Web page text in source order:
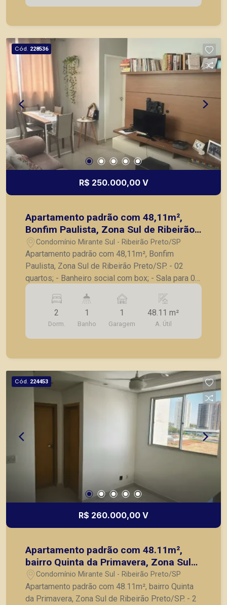
mercados, farmácias, escolas, além de pontos
Cód. 228536
R$ 250.000,00 V
Apartamento padrão com 48,11m²,
Bonfim Paulista, Zona Sul de Ribeirão
Preto/SP.
Condomínio Mirante Sul - Ribeirão Preto/SP
Apartamento padrão com 48,11m², Bonfim
Paulista, Zona Sul de Ribeirão Preto/SP. - 02
quartos; - Banheiro social com box; - Sala para 02
ambientes; - Cozinha com armários; - Área de
serviço; - 01 vaga de garagem. A Piramid tem
como objetivo atender seus clientes com
agilidade e segurança, em locação, vendas de
imóveis prontos, usados ou mesmo nos
2
Dorm.
1
Banho
1
Garagem
48.11 m²
A. Útil
Cód. 224453
R$ 260.000,00 V
Apartamento padrão com 48.11m²,
bairro Quinta da Primavera, Zona Sul
de Ribeirão Preto/SP.
Condomínio Mirante Sul - Ribeirão Preto/SP
Apartamento padrão com 48.11m², bairro Quinta
da Primavera, Zona Sul de Ribeirão Preto/SP. - 2